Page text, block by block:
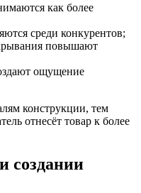
как более
среди конкурентов;
повышают
ощущение
конструкции, тем
отнесёт товар к более
создании